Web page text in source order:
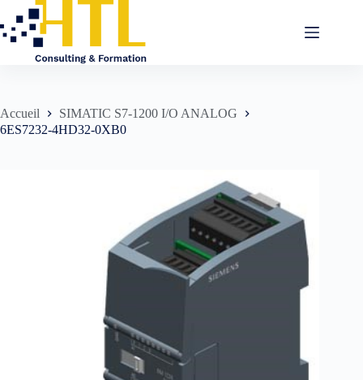
Accueil
SIMATIC S7-1200 I/O ANALOG
6ES7232-4HD32-0XB0